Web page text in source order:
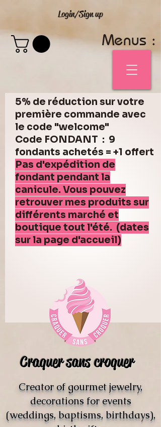
Login/Sign up
Menus :
5% de réduction sur votre
première commande avec
le code "welcome"
Code FONDANT : 9
fondants achetés = +1 offert
Pas d'expédition de
fondant pendant la
canicule. Vous pouvez
retrouver mes produits sur
différents marché et
boutique tout l'été. (dates
sur la page d'accueil)
Craquer sans croquer
Creator of gourmet jewelry,
decorations for events
(weddings, baptisms, birthdays),